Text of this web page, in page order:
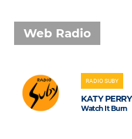
Web Radio
RADIO SUBY
KATY PERRY
Watch It Burn